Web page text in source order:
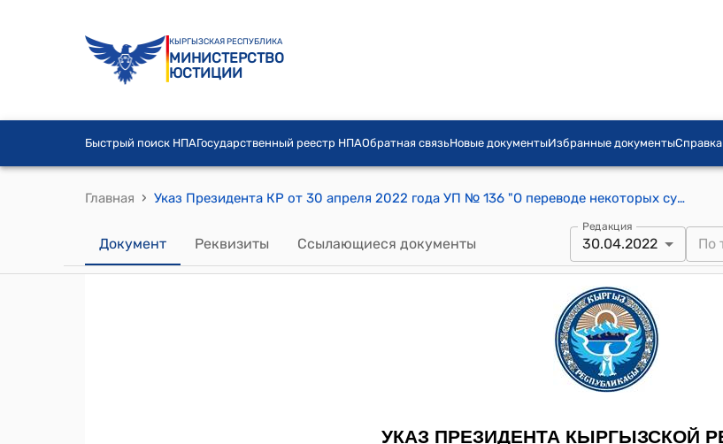
КЫРГЫЗСКАЯ РЕСПУБЛИКА
МИНИСТЕРСТВО
ЮСТИЦИИ
Быстрый поиск НПАГосударственный реестр НПАОбратная связьНовые документыИзбранные документыСправка
Главная › Указ Президента КР от 30 апреля 2022 года УП № 136 "О переводе некоторых судей местных судов Кыргызской Республики"
Документ Реквизиты Ссылающиеся документы
Редакция
30.04.2022